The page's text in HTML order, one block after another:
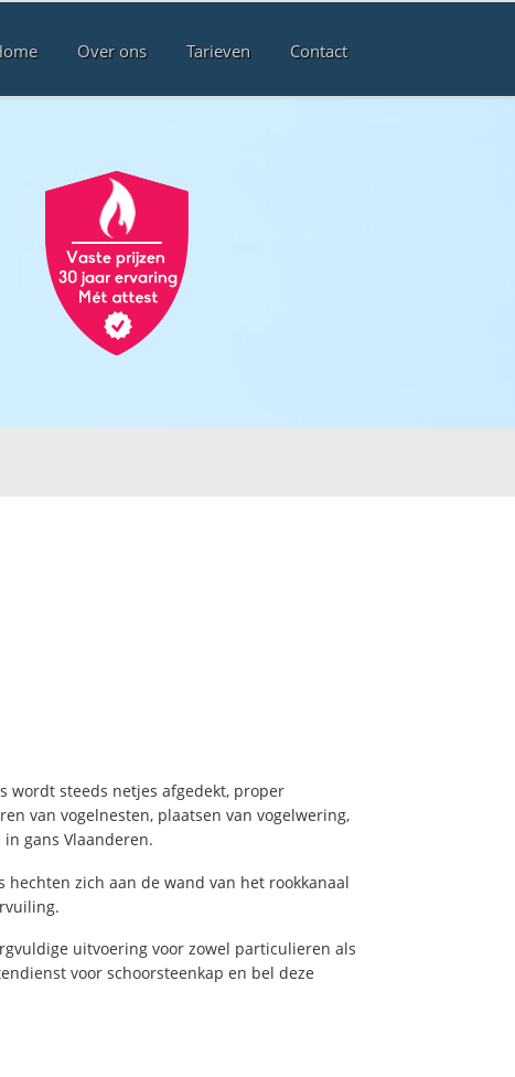
Over ons Tarieven Contact
wordt steeds netjes afgedekt, proper
van vogelnesten, plaatsen van vogelwering,
gans Vlaanderen.
zich aan de wand van het rookkanaal
uitvoering voor zowel particulieren als
voor schoorsteenkap en bel deze